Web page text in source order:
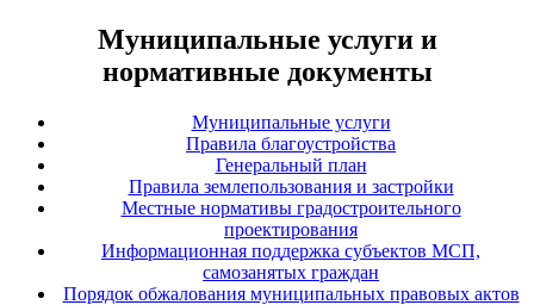
Муниципальные услуги и
нормативные документы
Муниципальные услуги
Правила благоустройства
Генеральный план
Правила землепользования и застройки
Местные нормативы градостроительного
проектирования
Информационная поддержка субъектов МСП,
самозанятых граждан
Порядок обжалования муниципальных правовых актов